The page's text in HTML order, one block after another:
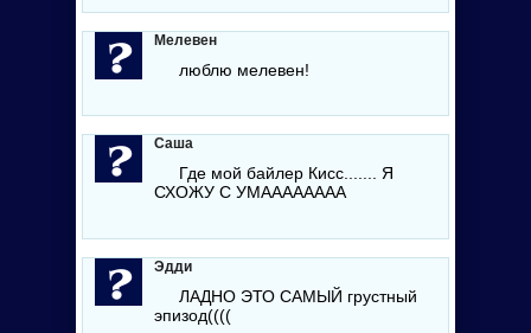
Мелевен
люблю мелевен!
Саша
Где мой байлер Кисс....... Я
СХОЖУ С УМАААААААА
Эдди
ЛАДНО ЭТО САМЫЙ грустный
эпизод((((